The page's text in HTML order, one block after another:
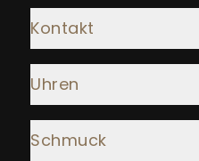
Kontakt
Adresse:
93047 Regensburg
Uhren
Rolex
Schmuck